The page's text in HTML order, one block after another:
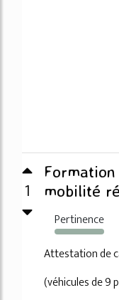
1
mobilité
Pertinence
291%
Attestation de
(véhicules de 9